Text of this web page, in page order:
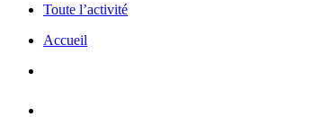
Toute l’activité
Accueil